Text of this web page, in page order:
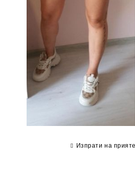
Изпрати на